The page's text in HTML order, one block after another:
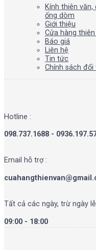
Kính thiên văn,
ống dòm
Giới thiệu
Cửa hàng
Báo giá
Liên hệ
Tin tức
Chính sách đổi
Hotline :
098.737.1688 -
Email hỗ trợ :
Tất cả các ngày, trừ ngày
09:00 - 18:00